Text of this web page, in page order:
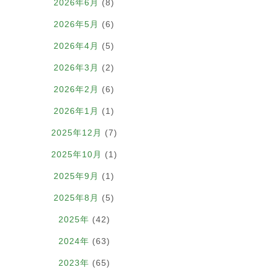
2026年6月 (8)
2026年5月 (6)
2026年4月 (5)
2026年3月 (2)
2026年2月 (6)
2026年1月 (1)
2025年12月 (7)
2025年10月 (1)
2025年9月 (1)
2025年8月 (5)
2025年 (42)
2024年 (63)
2023年 (65)